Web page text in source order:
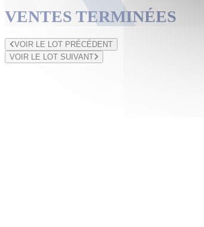
VENTES TERMINÉES
VOIR LE LOT PRÉCÉDENT
VOIR LE LOT SUIVANT